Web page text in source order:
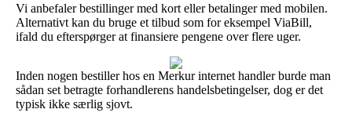
Vi anbefaler bestillinger med kort eller betalinger med mobilen.
Alternativt kan du bruge et tilbud som for eksempel ViaBill,
ifald du efterspørger at finansiere pengene over flere uger.
Inden nogen bestiller hos en Merkur internet handler burde man
sådan set betragte forhandlerens handelsbetingelser, dog er det
typisk ikke særlig sjovt.